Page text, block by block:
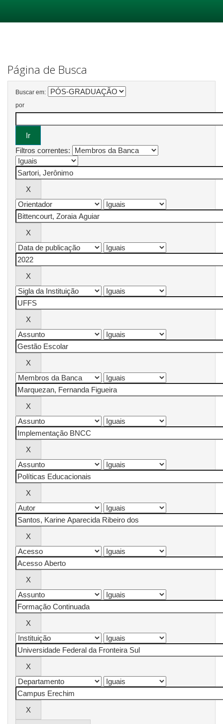
Página de Busca
Buscar em:
por
Filtros correntes: